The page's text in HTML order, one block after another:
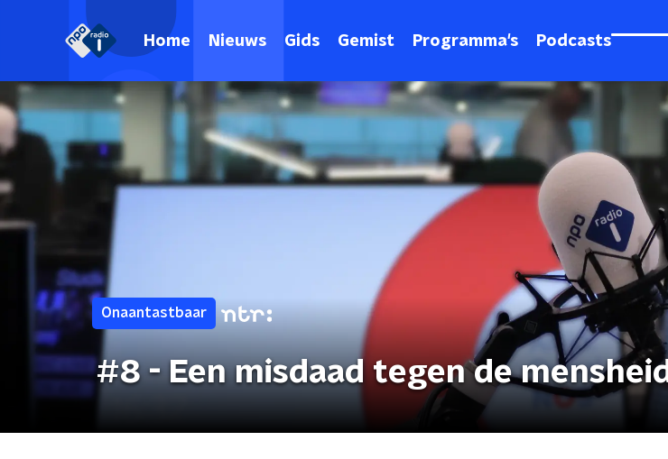
Home Nieuws Gids Gemist Programma's Podcasts
Onaantastbaar
#8 - Een misdaad tegen de mensheid